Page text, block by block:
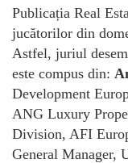
Publicația Real
jucătorilor din
Astfel, juriul
este compus din:
Development
ANG Luxury
Division, AFI
General Manager,